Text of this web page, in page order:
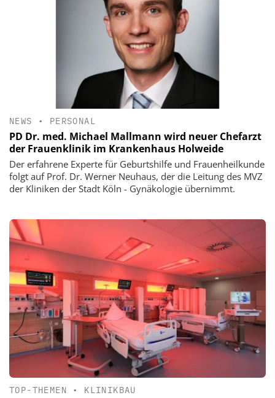
NEWS • PERSONAL
PD Dr. med. Michael Mallmann wird neuer Chefarzt
der Frauenklinik im Krankenhaus Holweide
Der erfahrene Experte für Geburtshilfe und Frauenheilkunde
folgt auf Prof. Dr. Werner Neuhaus, der die Leitung des MVZ
der Kliniken der Stadt Köln - Gynäkologie übernimmt.
TOP-THEMEN • KLINIKBAU